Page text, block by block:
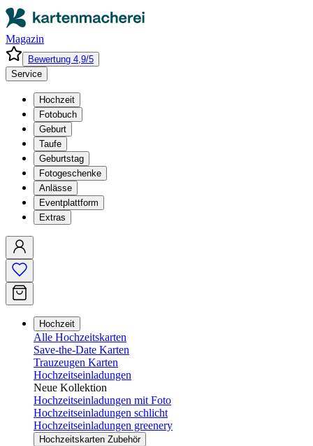
Magazin
Bewertung 4,9/5
Service
Hochzeit
Fotobuch
Geburt
Taufe
Geburtstag
Fotogeschenke
Anlässe
Eventplattform
Extras
Hochzeit
Alle Hochzeitskarten
Save-the-Date Karten
Trauzeugen Karten
Hochzeitseinladungen
Neue Kollektion
Hochzeitseinladungen mit Foto
Hochzeitseinladungen schlicht
Hochzeitseinladungen greenery
Hochzeitskarten Zubehör